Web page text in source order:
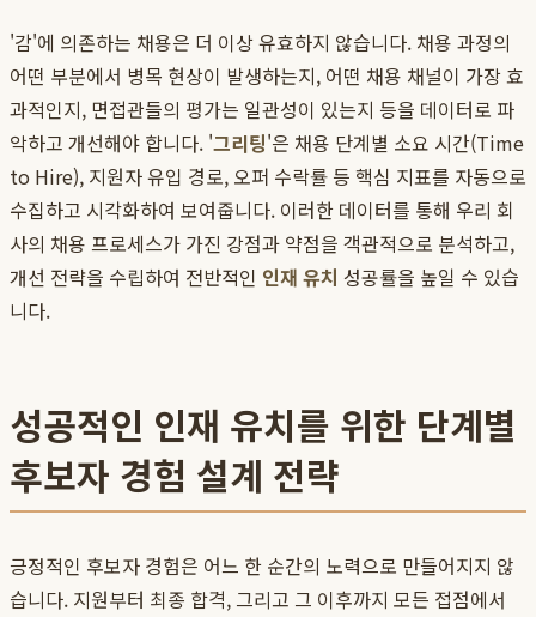
'감'에 의존하는 채용은 더 이상 유효하지 않습니다. 채용 과정의
어떤 부분에서 병목 현상이 발생하는지, 어떤 채용 채널이 가장 효
과적인지, 면접관들의 평가는 일관성이 있는지 등을 데이터로 파
악하고 개선해야 합니다. '그리팅'은 채용 단계별 소요 시간(Time
to Hire), 지원자 유입 경로, 오퍼 수락률 등 핵심 지표를 자동으로
수집하고 시각화하여 보여줍니다. 이러한 데이터를 통해 우리 회
사의 채용 프로세스가 가진 강점과 약점을 객관적으로 분석하고,
개선 전략을 수립하여 전반적인 인재 유치 성공률을 높일 수 있습
니다.
성공적인 인재 유치를 위한 단계별
후보자 경험 설계 전략
긍정적인 후보자 경험은 어느 한 순간의 노력으로 만들어지지 않
습니다. 지원부터 최종 합격, 그리고 그 이후까지 모든 접점에서